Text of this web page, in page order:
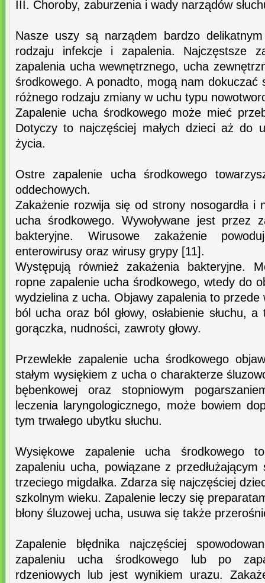
III. Choroby, zaburzenia i wady narządów
Nasze uszy są narządem bardzo
rodzaju infekcje i zapalenia. Najczęstsze
zapalenia ucha wewnętrznego, ucha
środkowego. A ponadto, mogą nam dokuczać
różnego rodzaju zmiany w uchu typu
Zapalenie ucha środkowego może mieć
Dotyczy to najczęściej małych dzieci aż do
życia.
Ostre zapalenie ucha środkowego
oddechowych.
Zakażenie rozwija się od strony nosogardła i
ucha środkowego. Wywoływane jest przez
bakteryjne. Wirusowe zakażenie
enterowirusy oraz wirusy grypy [11].
Występują również zakażenia bakteryjne.
ropne zapalenie ucha środkowego, wtedy do
wydzielina z ucha. Objawy zapalenia to przede
ból ucha oraz ból głowy, osłabienie słuchu,
gorączka, nudności, zawroty głowy.
Przewlekłe zapalenie ucha środkowego
stałym wysiękiem z ucha o charakterze
bębenkowej oraz stopniowym
leczenia laryngologicznego, może bowiem
tym trwałego ubytku słuchu.
Wysiękowe zapalenie ucha środkowego
zapaleniu ucha, powiązane z
trzeciego migdałka. Zdarza się najczęściej
szkolnym wieku. Zapalenie leczy się
błony śluzowej ucha, usuwa się także
Zapalenie błędnika najczęściej
zapaleniu ucha środkowego lub po
rdzeniowych lub jest wynikiem urazu.